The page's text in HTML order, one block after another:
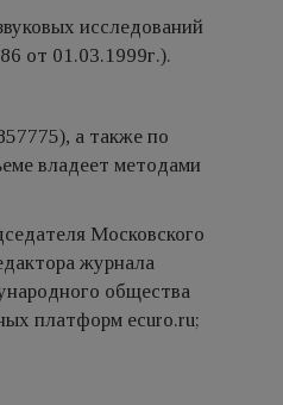
исследований
от 01.03.1999г.).
а также по
владеет методами
Московского
журнала
общества
платформ ecuro.ru;